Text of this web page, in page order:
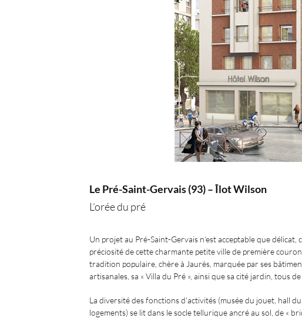
Le Pré-Saint-Gervais (93) – Îlot Wilson
L’orée du pré
Un projet au Pré-Saint-Gervais n’est acceptable que délicat,
préciosité de cette charmante petite ville de première
tradition populaire, chère à Jaurès, marquée par ses
artisanales, sa « Villa du Pré », ainsi que sa cité jardin, tous
La diversité des fonctions d’activités (musée du jouet, hall
logements) se lit dans le socle tellurique ancré au sol, de «